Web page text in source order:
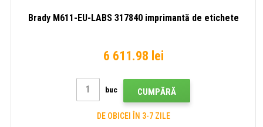
Brady M611-EU-LABS 317840 imprimantă de etichete
6 611.98 lei
buc CUMPĂRĂ
DE OBICEI ÎN 3-7 ZILE